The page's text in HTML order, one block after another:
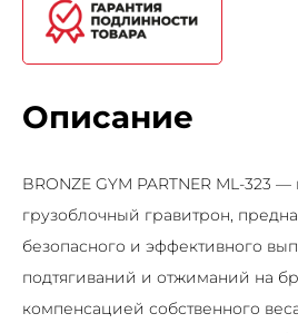
Описание
BRONZE GYM PARTNER ML-323
грузоблочный гравитрон,
безопасного и эффективного
подтягиваний и отжиманий на
компенсацией собственного